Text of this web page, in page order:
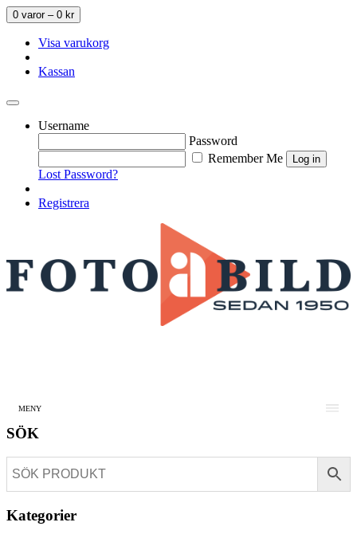
0 varor – 0 kr
Visa varukorg
Kassan
Username
Password
Remember Me
Lost Password?
Registrera
MENY
SÖK
Kategorier